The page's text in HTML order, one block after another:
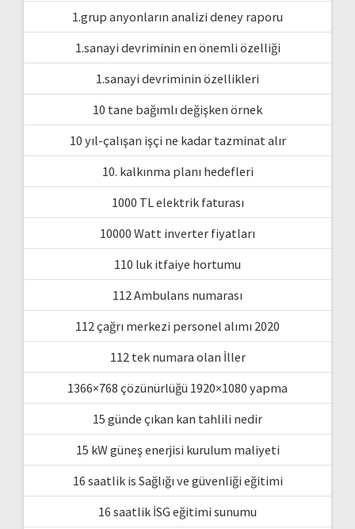
1.grup anyonların analizi deney raporu
1.sanayi devriminin en önemli özelliği
1.sanayi devriminin özellikleri
10 tane bağımlı değişken örnek
10 yıl-çalışan işçi ne kadar tazminat alır
10. kalkınma planı hedefleri
1000 TL elektrik faturası
10000 Watt inverter fiyatları
110 luk itfaiye hortumu
112 Ambulans numarası
112 çağrı merkezi personel alımı 2020
112 tek numara olan İller
1366×768 çözünürlüğü 1920×1080 yapma
15 günde çıkan kan tahlili nedir
15 kW güneş enerjisi kurulum maliyeti
16 saatlik is Sağlığı ve güvenliği eğitimi
16 saatlik İSG eğitimi sunumu